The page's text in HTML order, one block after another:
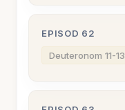
EPISOD 62
Deuteronom 11-13